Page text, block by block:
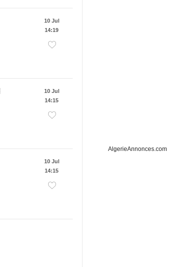
10 Jul
14:19
10 Jul
14:15
10 Jul
14:15
AlgerieAnnonces.com